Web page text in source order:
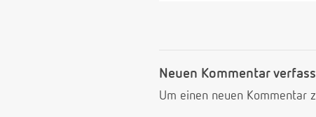
Neuen Kommentar
Um einen neuen Kommentar